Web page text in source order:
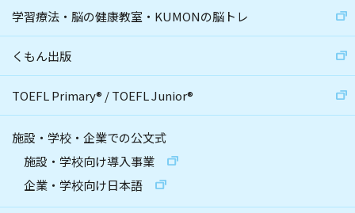
学習療法・脳の健康教室・KUMONの脳トレ
くもん出版
TOEFL Primary® /TOEFL Junior®
施設・学校・企業での公文式
施設・学校向け導入事業
企業・学校向け日本語